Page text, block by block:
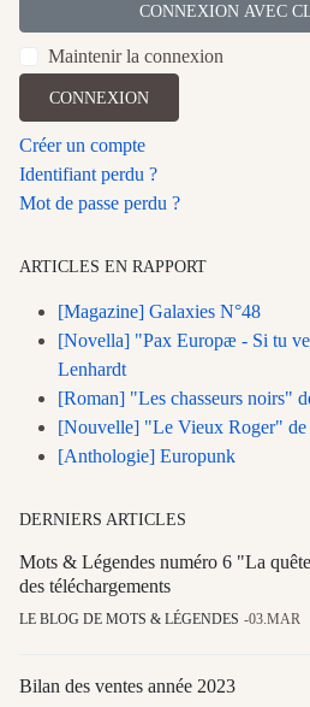
CONNEXION AVEC
Maintenir la connexion
CONNEXION
Créer un compte
Identifiant perdu ?
Mot de passe perdu ?
ARTICLES EN RAPPORT
[Magazine] Galaxies N°48
[Novella] "Pax Europæ - Si tu
Lenhardt
[Roman] "Les chasseurs noirs"
[Nouvelle] "Le Vieux Roger" de
[Anthologie] Europunk
DERNIERS ARTICLES
Mots & Légendes numéro 6 "La
des téléchargements
LE BLOG DE MOTS & LÉGENDES 03.MAR
Bilan des ventes année 2023